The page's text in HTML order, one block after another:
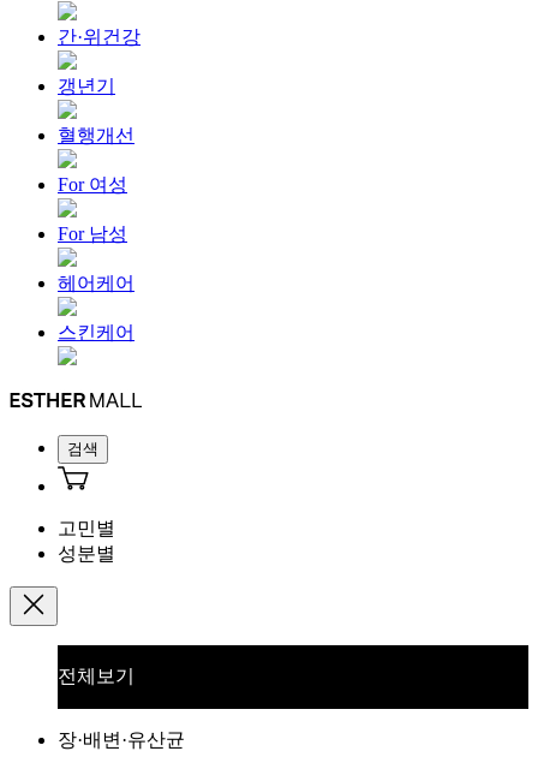
간·위건강
갱년기
혈행개선
For 여성
For 남성
헤어케어
스킨케어
검색
고민별
성분별
전체보기
장·배변·유산균